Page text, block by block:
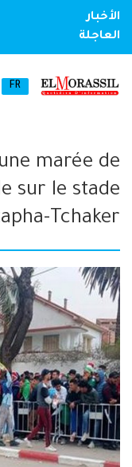
الأخبار
العاجلة
FR
marée de
sur le stade
Tchaker